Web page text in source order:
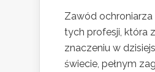
Zawód ochroniarza
tych profesji, która
znaczeniu w
świecie, pełnym